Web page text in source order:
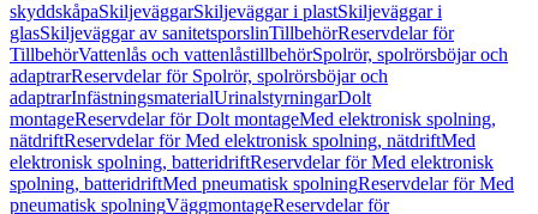
skyddskåpaSkiljeväggarSkiljeväggar i plastSkiljeväggar i
glasSkiljeväggar av sanitetsporslinTillbehörReservdelar för
TillbehörVattenlås och vattenlåstillbehörSpolrör, spolrörsböjar och
adaptrarReservdelar för Spolrör, spolrörsböjar och
adaptrarInfästningsmaterialUrinalstyrningarDolt
montageReservdelar för Dolt montageMed elektronisk spolning,
nätdriftReservdelar för Med elektronisk spolning, nätdriftMed
elektronisk spolning, batteridriftReservdelar för Med elektronisk
spolning, batteridriftMed pneumatisk spolningReservdelar för Med
pneumatisk spolningVäggmontageReservdelar för